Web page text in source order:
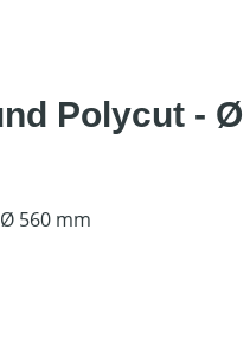
Polycut - Ø